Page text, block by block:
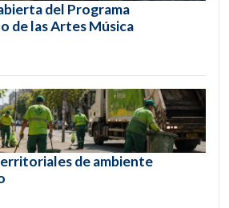
del Programa
de las Artes Música
de ambiente